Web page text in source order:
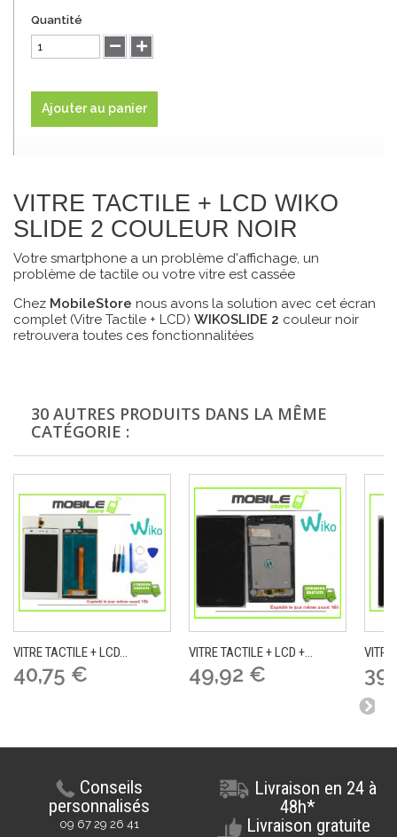
Quantité
Ajouter au panier
VITRE TACTILE + LCD WIKO
SLIDE 2 COULEUR NOIR
Votre smartphone a un problème d'affichage, un
problème de tactile ou votre vitre est cassée
Chez MobileStore nous avons la solution avec cet écran
complet (Vitre Tactile + LCD) WIKOSLIDE 2 couleur noir
retrouvera toutes ces fonctionnalitées
30 AUTRES PRODUITS DANS LA MÊME
CATÉGORIE :
VITRE TACTILE + LCD...
40,75 €
VITRE TACTILE + LCD +...
49,92 €
Conseils
personnalisés
09 67 29 26 41
Livraison en 24 à
48h*
Livraison gratuite